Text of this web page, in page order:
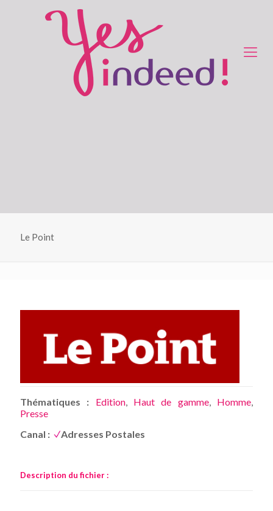
Le Point
Thématiques : Edition, Haut de gamme, Homme,
Presse
Canal :
Adresses Postales
Description du fichier :